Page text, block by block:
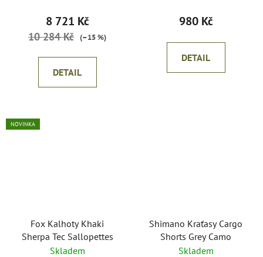
8 721 Kč
10 284 Kč (–15 %)
DETAIL
980 Kč
DETAIL
NOVINKA
Fox Kalhoty Khaki
Sherpa Tec Sallopettes
Skladem
Shimano Kraťasy Cargo
Shorts Grey Camo
Skladem